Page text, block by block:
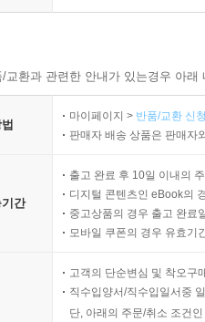
한 울새 이야기다. 수많은 미
버렸고, 언젠가부터 사람들은
받으며서부터이다. 느릅나무
구내에서 소규모로 시작되
1954년에는 별 문제가 없
명히 알 수 있었다. 죽어가는 울
의 찾아볼 수 없었다. 둥지도,
볼 때, 울새들은 살충제와 직접
환과 관련한 안내가 있는경우 아
마이페이지 > 반품/교환 신
판매자 배송 상품은 판매자
간
출고 완료 후 10일 이내의
디지털 콘텐츠인 eBook의
중고상품의 경우 출고 완료
모바일 쿠폰의 경우 유효기
고객의 단순변심 및 착오구
직수입양서/직수입일서중
단, 아래의 주문/취소 조건